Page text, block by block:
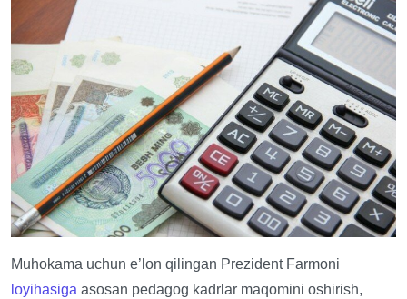
Muhokama uchun e’lon qilingan Prezident Farmoni
loyihasiga asosan pedagog kadrlar maqomini oshirish,